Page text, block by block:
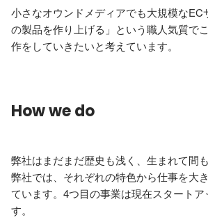
小さなオウンドメディアでも大規模なEC
の製品を作り上げる」という職人気質で
作をしていきたいと考えています。
How we do
弊社はまだまだ歴史も浅く、生まれて間
弊社では、それぞれの特色から仕事を大
ています。4つ目の事業は現在スタート
す。